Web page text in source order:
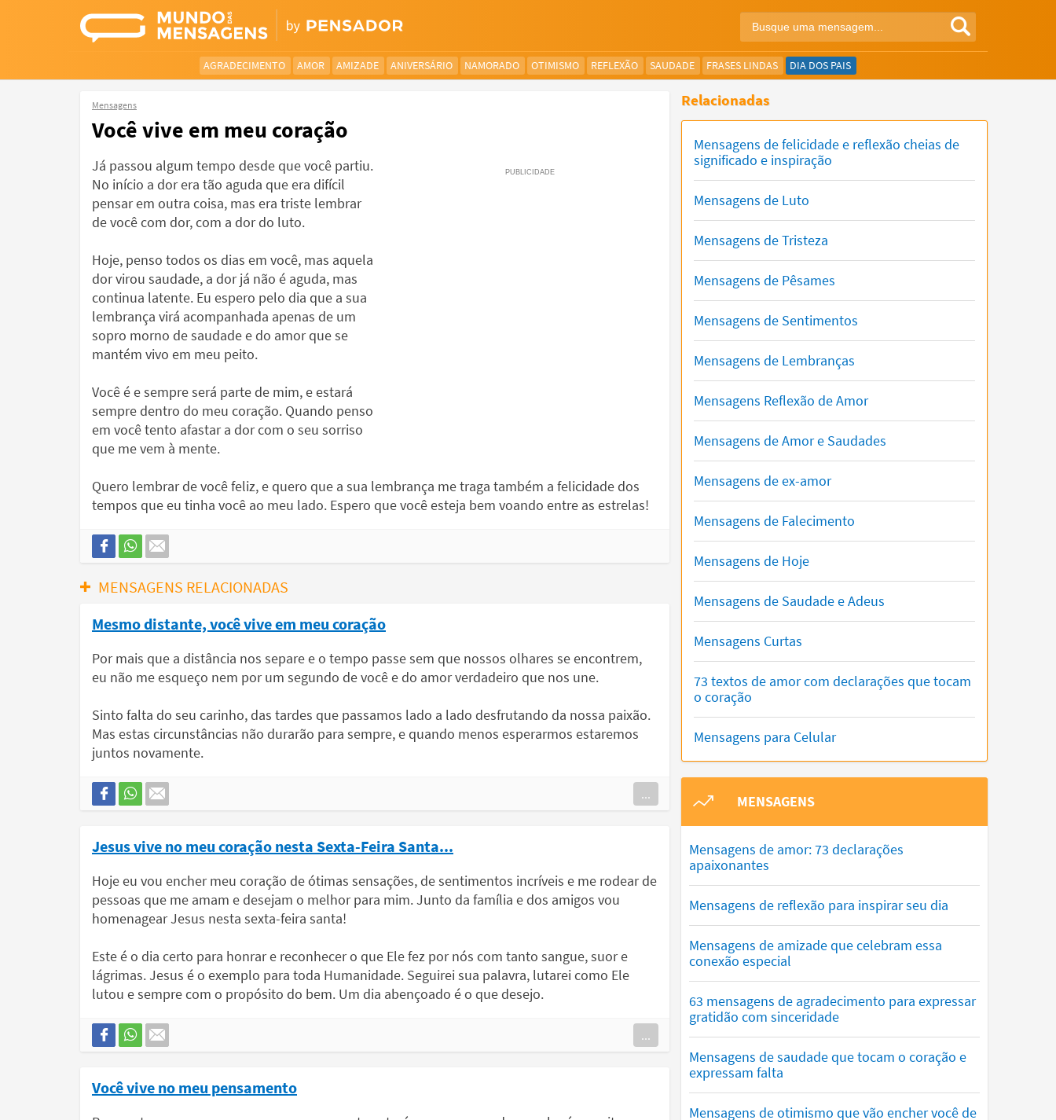
AGRADECIMENTO AMOR AMIZADE ANIVERSÁRIO NAMORADO OTIMISMO REFLEXÃO SAUDADE FRASES LINDAS DIA DOS PAIS
Mensagens
Você vive em meu coração
Já passou algum tempo desde que você partiu.
No início a dor era tão aguda que era difícil
pensar em outra coisa, mas era triste lembrar
de você com dor, com a dor do luto.
Hoje, penso todos os dias em você, mas aquela
dor virou saudade, a dor já não é aguda, mas
continua latente. Eu espero pelo dia que a sua
lembrança virá acompanhada apenas de um
sopro morno de saudade e do amor que se
mantém vivo em meu peito.
Você é e sempre será parte de mim, e estará
sempre dentro do meu coração. Quando penso
em você tento afastar a dor com o seu sorriso
que me vem à mente.
Quero lembrar de você feliz, e quero que a sua lembrança me traga também a felicidade dos
tempos que eu tinha você ao meu lado. Espero que você esteja bem voando entre as estrelas!
MENSAGENS RELACIONADAS
Mesmo distante, você vive em meu coração
Por mais que a distância nos separe e o tempo passe sem que nossos olhares se encontrem,
eu não me esqueço nem por um segundo de você e do amor verdadeiro que nos une.
Sinto falta do seu carinho, das tardes que passamos lado a lado desfrutando da nossa paixão.
Mas estas circunstâncias não durarão para sempre, e quando menos esperarmos estaremos
juntos novamente.
...
Jesus vive no meu coração nesta Sexta-Feira Santa...
Hoje eu vou encher meu coração de ótimas sensações, de sentimentos incríveis e me rodear de
pessoas que me amam e desejam o melhor para mim. Junto da família e dos amigos vou
homenagear Jesus nesta sexta-feira santa!
Este é o dia certo para honrar e reconhecer o que Ele fez por nós com tanto sangue, suor e
lágrimas. Jesus é o exemplo para toda Humanidade. Seguirei sua palavra, lutarei como Ele
lutou e sempre com o propósito do bem. Um dia abençoado é o que desejo.
...
Você vive no meu pensamento
Relacionadas
Mensagens de felicidade e reflexão cheias de
significado e inspiração
Mensagens de Luto
Mensagens de Tristeza
Mensagens de Pêsames
Mensagens de Sentimentos
Mensagens de Lembranças
Mensagens Reflexão de Amor
Mensagens de Amor e Saudades
Mensagens de ex-amor
Mensagens de Falecimento
Mensagens de Hoje
Mensagens de Saudade e Adeus
Mensagens Curtas
73 textos de amor com declarações que tocam
o coração
Mensagens para Celular
MENSAGENS
Mensagens de amor: 73 declarações
apaixonantes
Mensagens de reflexão para inspirar seu dia
Mensagens de amizade que celebram essa
conexão especial
63 mensagens de agradecimento para expressar
gratidão com sinceridade
Mensagens de saudade que tocam o coração e
expressam falta
Mensagens de otimismo que vão encher você de